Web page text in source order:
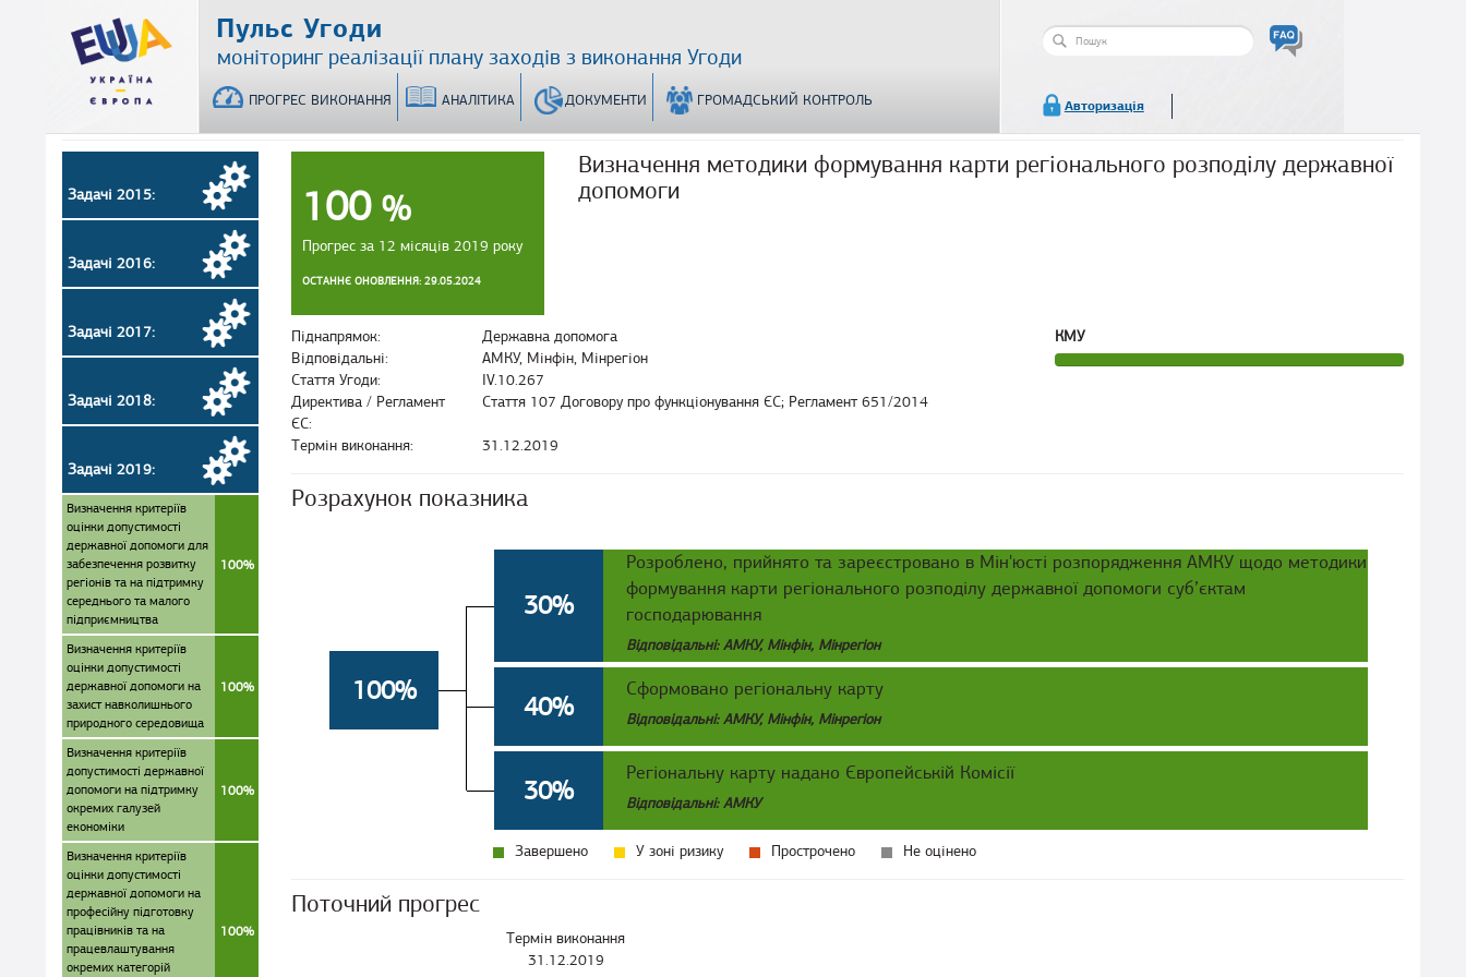
Пульс Угоди
моніторинг реалізації плану заходів з виконання Угоди
ПРОГРЕС ВИКОНАННЯ АНАЛІТИКА ДОКУМЕНТИ ГРОМАДСЬКИЙ КОНТРОЛЬ
Пошукова
Авторизація
100 %
Прогрес за 12 місяців 2019 року
ОСТАННЄ ОНОВЛЕННЯ: 29.05.2024
Визначення методики формування карти регіонального розподілу державної
допомоги
Піднапрямок:
Державна допомога
Відповідальні:
АМКУ, Мінфін, Мінрегіон
Стаття Угоди:
IV.10.267
Директива / Регламент
ЄС:
Стаття 107 Договору про функціонування ЄС; Регламент 651/2014
Термін виконання: 31.12.2019
КМУ
Розрахунок показника
100%
30%
Розроблено, прийнято та зареєстровано в Мін'юсті розпорядження АМКУ щодо методики
формування карти регіонального розподілу державної допомоги суб’єктам
господарювання
Відповідальні: АМКУ, Мінфін, Мінрегіон
40%
Сформовано регіональну карту
Відповідальні: АМКУ, Мінфін, Мінрегіон
30%
Регіональну карту надано Європейській Комісії
Відповідальні: АМКУ
Завершено У зоні ризику Прострочено Не оцінено
Поточний прогрес
Термін виконання
31.12.2019
Задачі 2015:
Задачі 2016:
Задачі 2017:
Задачі 2018:
Задачі 2019:
Визначення критеріїв
оцінки допустимості
державної допомоги для
забезпечення розвитку
регіонів та на підтримку
середнього та малого
підприємництва
100%
Визначення критеріїв
оцінки допустимості
державної допомоги на
захист навколишнього
природного середовища
100%
Визначення критеріїв
допустимості державної
допомоги на підтримку
окремих галузей
економіки
100%
Визначення критеріїв
оцінки допустимості
державної допомоги на
професійну підготовку
працівників та на
працевлаштування
окремих категорій
100%